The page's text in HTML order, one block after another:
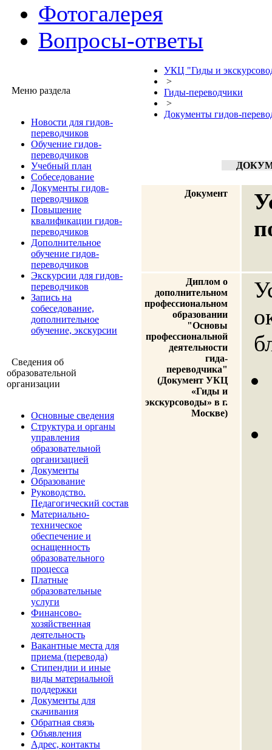
Фотогалерея
Вопросы-ответы
Меню раздела
Новости для гидов-
переводчиков
Обучение гидов-
переводчиков
Учебный план
Собеседование
Документы гидов-
переводчиков
Повышение
квалификации гидов-
переводчиков
Дополнительное
обучение гидов-
переводчиков
Экскурсии для гидов-
переводчиков
Запись на
собеседование,
дополнительное
обучение, экскурсии
Сведения об
образовательной
организации
Основные сведения
Структура и органы
управления
образовательной
организацией
Документы
Образование
Руководство.
Педагогический состав
Материально-
техническое
обеспечение и
оснащенность
образовательного
процесса
Платные
образовательные
услуги
Финансово-
хозяйственная
деятельность
Вакантные места для
приема (перевода)
Стипендии и иные
виды материальной
поддержки
Документы для
скачивания
Обратная связь
Объявления
Адрес, контакты
УКЦ "Гиды и
>
Гиды-переводчики
>
Документы гидов-
Документ
Диплом о
дополнительном
профессиональном
образовании
"Основы
профессиональной
деятельности
гида-
переводчика"
(Документ УКЦ
«Гиды и
экскурсоводы» в г.
Москве)